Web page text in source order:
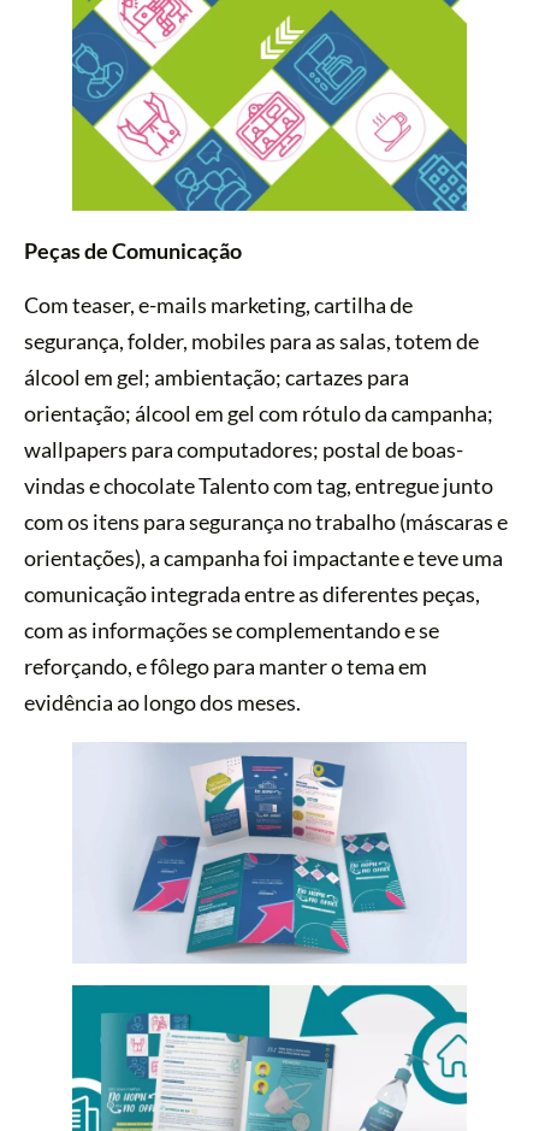
Peças de Comunicação
Com teaser, e-mails marketing, cartilha de
segurança, folder, mobiles para as salas, totem de
álcool em gel; ambientação; cartazes para
orientação; álcool em gel com rótulo da campanha;
wallpapers para computadores; postal de boas-
vindas e chocolate Talento com tag, entregue junto
com os itens para segurança no trabalho (máscaras e
orientações), a campanha foi impactante e teve uma
comunicação integrada entre as diferentes peças,
com as informações se complementando e se
reforçando, e fôlego para manter o tema em
evidência ao longo dos meses.